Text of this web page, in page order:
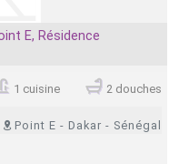
E, Résidence
1 cuisine 2 douches
Point E - Dakar - Sénégal